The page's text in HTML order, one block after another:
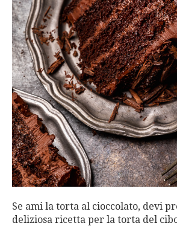
Se ami la torta al cioccolato, devi
deliziosa ricetta per la torta del